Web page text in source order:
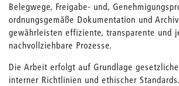
Belegwege, Freigabe- und,
ordnungsgemäße Dokumentation und
gewährleisten effiziente, transparente und
nachvollziehbare Prozesse.
Die Arbeit erfolgt auf Grundlage
interner Richtlinien und ethischer